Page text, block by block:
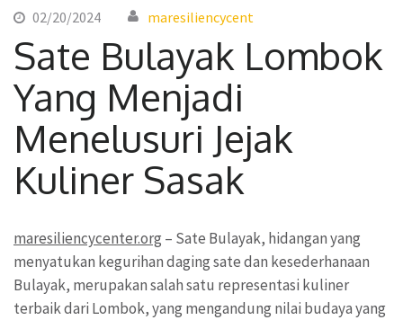
02/20/2024 maresiliencycent
Sate Bulayak Lombok
Yang Menjadi
Menelusuri Jejak
Kuliner Sasak
maresiliencycenter.org – Sate Bulayak, hidangan yang
menyatukan kegurihan daging sate dan kesederhanaan
Bulayak, merupakan salah satu representasi kuliner
terbaik dari Lombok, yang mengandung nilai budaya yang